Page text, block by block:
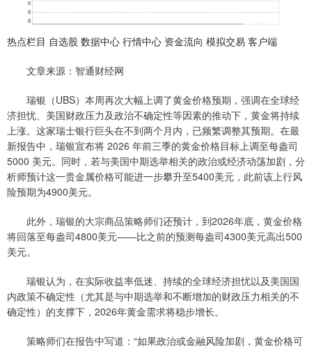
热点栏目 自选股 数据中心 行情中心 资金流向 模拟交易 客户端
文章来源：智通财经网
瑞银（UBS）本周再次大幅上调了黄金价格预期，强调在全球经
济担忧、美国财政压力及政治不确定性等因素的推动下，黄金将持续
上涨。这家瑞士银行巨头在不到两个月内，已频繁调整其预期。在最
新报告中，瑞银宣布将 2026 年前三季的黄金价格目标上调至每盎司
5000 美元。同时，若与美国中期选举相关的政治或经济动荡加剧，分
析师预计这一贵金属价格可能进一步攀升至5400美元，此前该上行风
险预期为4900美元。
此外，瑞银的大宗商品策略师们还预计，到2026年底，黄金价格
将回落至每盎司4800美元——比之前的预测每盎司4300美元高出500
美元。
瑞银认为，在实际收益率低迷、持续的全球经济担忧以及美国国
内政策不确定性（尤其是与中期选举和不断增加的财政压力相关的不
确定性）的支撑下，2026年黄金需求将稳步增长。
策略师们在报告中写道：“如果政治或金融风险加剧，黄金价格可